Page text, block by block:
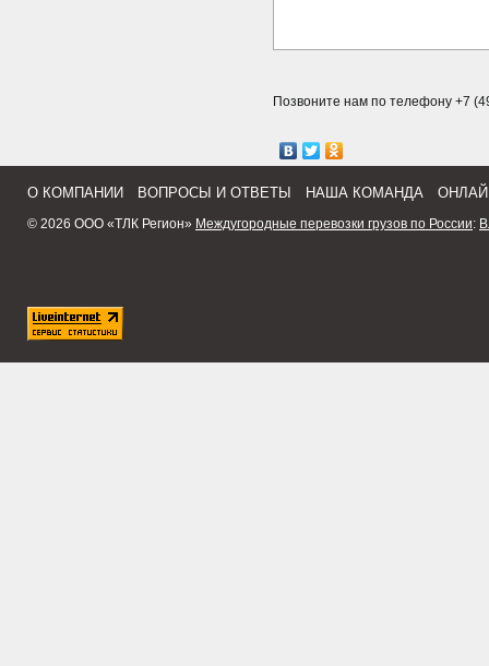
Позвоните нам по телефону +7
О КОМПАНИИ ВОПРОСЫ И ОТВЕТЫ НАША КОМАНДА
© 2026 ООО «ТЛК Регион» Междугородные перевозки грузов по России: